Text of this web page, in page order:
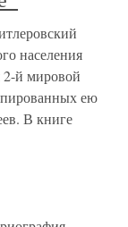
населения
й мировой
ею
В книге